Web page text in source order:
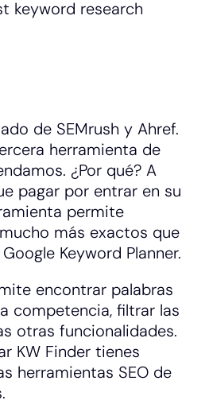
de SEMrush y Ahref.
herramienta de
¿Por qué? A
pagar por entrar en su
permite
más exactos que
Keyword Planner.
encontrar palabras
competencia, filtrar las
otras funcionalidades.
KW Finder tienes
herramientas SEO de